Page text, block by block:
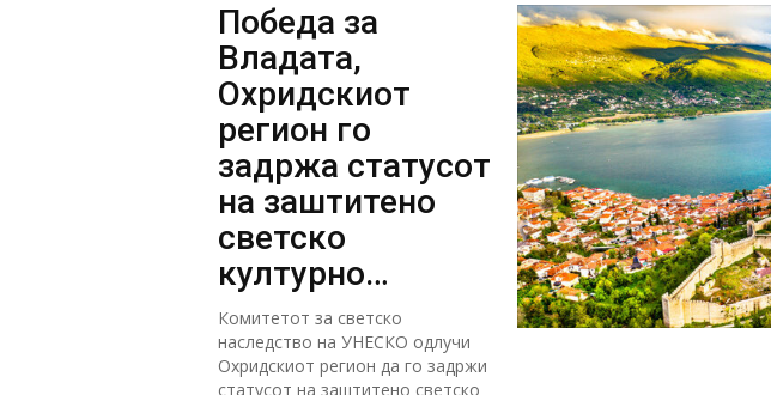
Победа за
Владата,
Охридскиот
регион го
задржа статусот
на заштитено
светско
културно
наследство
Комитетот за светско
наследство на УНЕСКО одлучи
Охридскиот регион да го задржи
статусот на заштитено светско